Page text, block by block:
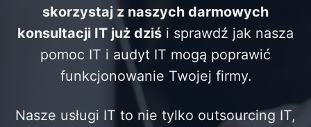
skorzystaj z naszych darmowych
konsultacji IT już dziś i sprawdź jak nasza
pomoc IT i audyt IT mogą poprawić
funkcjonowanie Twojej firmy.
Nasze usługi IT to nie tylko outsourcing IT,